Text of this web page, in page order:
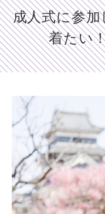
振袖コレクション
Plan
プラン
Shop list
Pick up
ピックアップ店舗
Blog
スタッフブログ
Gallery
成人式に参
着たい